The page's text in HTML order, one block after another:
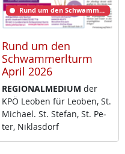
Rund um den Schwammerlturm
Rund um den
Schwammerlturm
April 2026
RE­GIO­NAL­ME­DI­UM der
KPÖ Leo­ben für Leo­ben, St.
Mi­cha­el. St. Ste­fan, St. Pe­
ter, Niklas­dorf